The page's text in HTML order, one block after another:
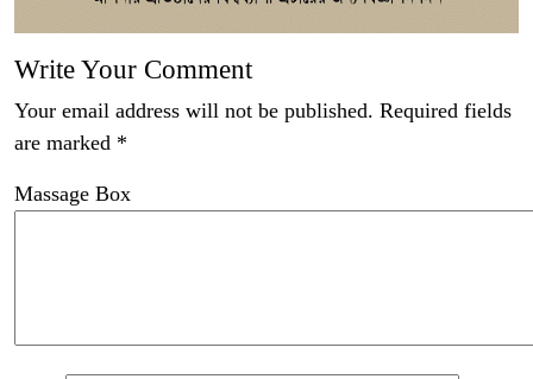
Write Your Comment
Your email address will not be published. Required fields
are marked *
Massage Box